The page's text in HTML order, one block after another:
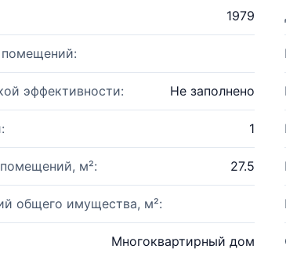
1979
эффективности: Не заполнено
1
м²: 27.5
общего имущества, м²:
Многоквартирный дом